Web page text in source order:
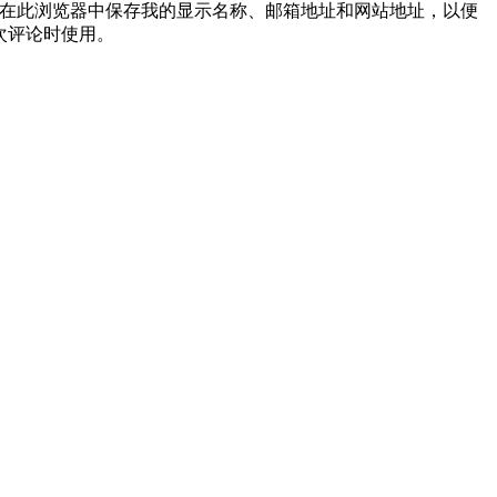
在此浏览器中保存我的显示名称、邮箱地址和网站地址，以便
评论时使用。